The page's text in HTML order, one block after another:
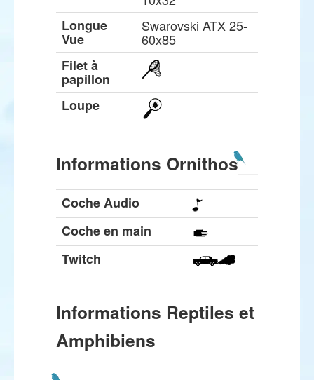
Longue
Vue
Swarovski ATX 25-
60x85
Filet à
papillon
Loupe
Informations Ornithos
Coche Audio
Coche en main
Twitch
Informations Reptiles et
Amphibiens